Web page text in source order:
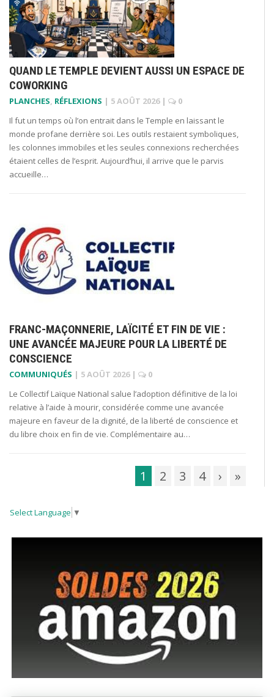
QUAND LE TEMPLE DEVIENT AUSSI UN ESPACE DE
COWORKING
PLANCHES, RÉFLEXIONS | 5 AOÛT 2026 |
0
Il fut un temps où l’on entrait dans le Temple en laissant le
monde profane derrière soi. Les outils restaient symboliques,
les colonnes immobiles et les seules connexions recherchées
étaient celles de l’esprit. Aujourd’hui, il arrive que le parvis
accueille…
FRANC-MAÇONNERIE, LAÏCITÉ ET FIN DE VIE :
UNE AVANCÉE MAJEURE POUR LA LIBERTÉ DE
CONSCIENCE
COMMUNIQUÉS | 5 AOÛT 2026 |
0
Le Collectif Laïque National salue l’adoption définitive de la loi
relative à l’aide à mourir, considérée comme une avancée
majeure en faveur de la dignité, de la liberté de conscience et
du libre choix en fin de vie. Complémentaire au…
1 2 3 4 › »
Select Language ▼